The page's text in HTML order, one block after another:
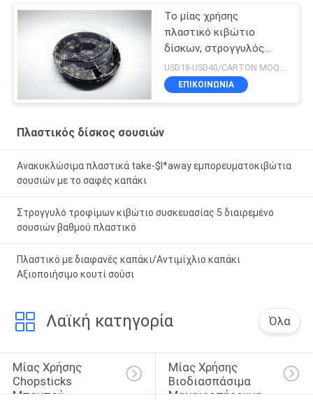
Το μίας χρήσης
πλαστικό κιβώτιο
δίσκων, στρογγυλός
δίσκος σουσιών, παίρνει
μαζί το δίσκο τροφίμων
USD18-USD40/CARTON MOQ:50 χαρτοκιβώτιο
ΕΠΙΚΟΙΝΩΝΙΑ
Πλαστικός δίσκος σουσιών
Ανακυκλώσιμα πλαστικά take-$l*away εμπορευματοκιβώτια
σουσιών με το σαφές καπάκι
Στρογγυλό τροφίμων κιβώτιο συσκευασίας 5 διαιρεμένο
σουσιών βαθμού πλαστικό
Πλαστικό με διαφανές καπάκι/Αντιμίχλιο καπάκι
Αξιοποιήσιμο κουτί σούσι
Λαϊκή κατηγορία Όλα
Μίας Χρήσης
Chopsticks
Μπαμπού
Μίας Χρήσης
Βιοδιασπάσιμα
Μαχαιροπήρουνα